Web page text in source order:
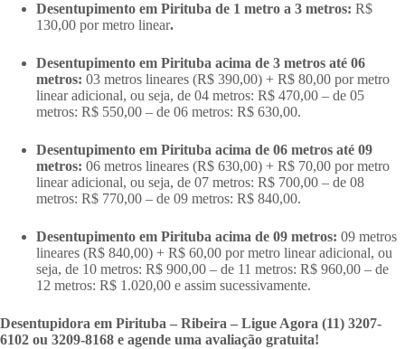
Desentupimento em Pirituba de 1 metro a 3 metros: R$
130,00 por metro linear.
Desentupimento em Pirituba acima de 3 metros até 06
metros: 03 metros lineares (R$ 390,00) + R$ 80,00 por metro
linear adicional, ou seja, de 04 metros: R$ 470,00 – de 05
metros: R$ 550,00 – de 06 metros: R$ 630,00.
Desentupimento em Pirituba acima de 06 metros até 09
metros: 06 metros lineares (R$ 630,00) + R$ 70,00 por metro
linear adicional, ou seja, de 07 metros: R$ 700,00 – de 08
metros: R$ 770,00 – de 09 metros: R$ 840,00.
Desentupimento em Pirituba acima de 09 metros: 09 metros
lineares (R$ 840,00) + R$ 60,00 por metro linear adicional, ou
seja, de 10 metros: R$ 900,00 – de 11 metros: R$ 960,00 – de
12 metros: R$ 1.020,00 e assim sucessivamente.
Desentupidora em Pirituba – Ribeira – Ligue Agora (11) 3207-
6102 ou 3209-8168 e agende uma avaliação gratuita!